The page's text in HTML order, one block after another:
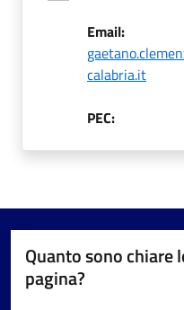
Email:
calabria.it
PEC:
Quanto sono chiare
pagina?